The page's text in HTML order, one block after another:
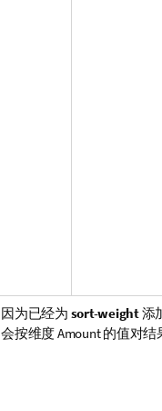
因为已经为 sort-weight添
会按维度Amount的值对结